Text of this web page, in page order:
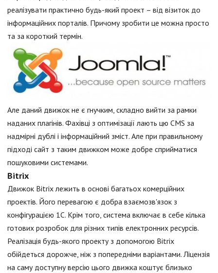
реалізувати практично будь-який проект – від візиток до
інформаційних порталів. Причому зробити це можна просто
та за короткий термін.
Але даний движок не є гнучким, складно вийти за рамки
наданих плагінів. Фахівці з оптимізації лають цю CMS за
надмірні дублі і інформаційний зміст. Але при правильному
підході сайт з таким движком може добре сприйматися
пошуковими системами.
Bitrix
Движок Bitrix лежить в основі багатьох комерційних
проектів. Його перевагою є добра взаємозв'язок з
конфігурацією 1С. Крім того, система включає в себе кілька
готових розробок для різних типів електронних ресурсів.
Реалізація будь-якого проекту з допомогою Bitrix
обійдеться дорожче, ніж з попередніми варіантами. Ліцензія
на саму доступну версію цього движка коштує близько